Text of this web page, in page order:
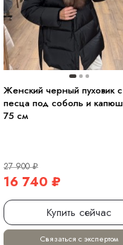
Женский черный пуховик
песца под соболь и
75 см
27 900₽
16 740 ₽
Купить сейчас
Связаться с экспертом